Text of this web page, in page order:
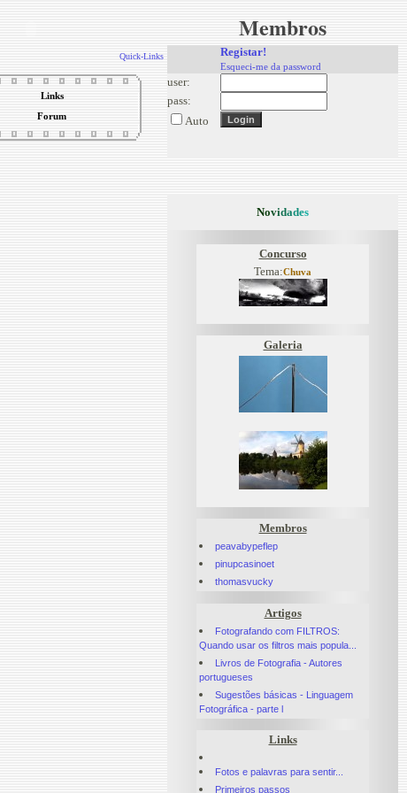
Quick-Links
Links
Forum
Membros
Registar!
Esqueci-me da password
user:
pass:
Auto
Novidades
Concurso
Tema:Chuva
Galeria
Membros
peavabypeflep
pinupcasinoet
thomasvucky
Artigos
Fotografando com FILTROS:
Quando usar os filtros mais popula...
Livros de Fotografia - Autores
portugueses
Sugestões básicas - Linguagem
Fotográfica - parte l
Links
Fotos e palavras para sentir...
Primeiros passos